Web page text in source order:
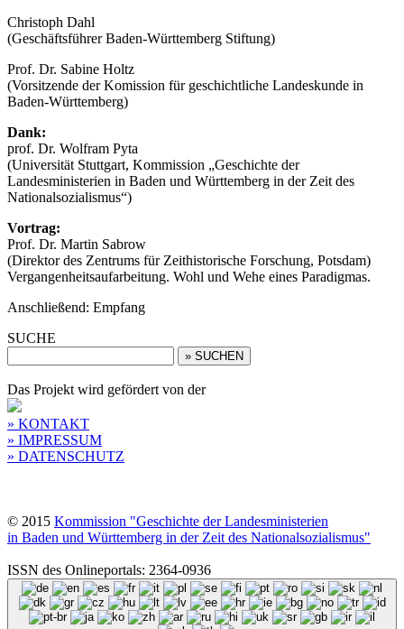
Christoph Dahl
(Geschäftsführer Baden-Württemberg Stiftung)
Prof. Dr. Sabine Holtz
(Vorsitzende der Komission für geschichtliche Landeskunde in
Baden-Württemberg)
Dank:
prof. Dr. Wolfram Pyta
(Universität Stuttgart, Kommission „Geschichte der
Landesministerien in Baden und Württemberg in der Zeit des
Nationalsozialismus“)
Vortrag:
Prof. Dr. Martin Sabrow
(Direktor des Zentrums für Zeithistorische Forschung, Potsdam)
Vergangenheitsaufarbeitung. Wohl und Wehe eines Paradigmas.
Anschließend: Empfang
SUCHE
Das Projekt wird gefördert von der
» KONTAKT
» IMPRESSUM
» DATENSCHUTZ
© 2015 Kommission "Geschichte der Landesministerien
in Baden und Württemberg in der Zeit des Nationalsozialismus"
ISSN des Onlineportals: 2364-0936